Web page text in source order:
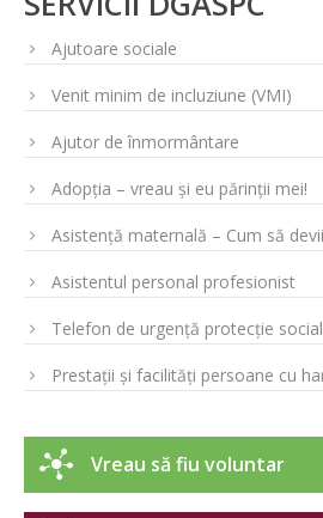
Ajutoare sociale
Venit minim de incluziune (VMI)
Ajutor de înmormântare
Adopția – vreau și eu părinții mei!
Asistență maternală – Cum să
Asistentul personal profesionist
Telefon de urgență protecție
Prestații și facilități persoane cu
Vreau să fiu voluntar